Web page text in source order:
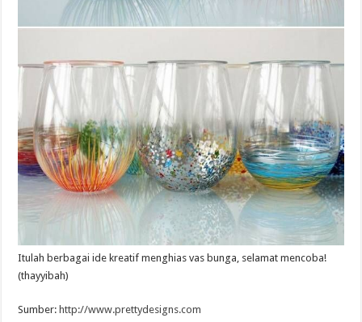
Itulah berbagai ide kreatif menghias vas bunga, selamat mencoba!
(thayyibah)
Sumber: http://www.prettydesigns.com